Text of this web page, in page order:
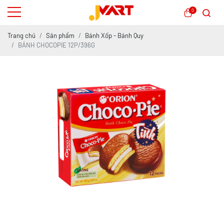
0
Trang chủ Sản phẩm
Bánh Xốp - Bánh Quy
BÁNH CHOCOPIE 12P/396G